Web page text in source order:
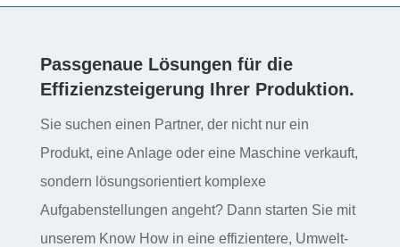
Passgenaue Lösungen für die
Effizienzsteigerung Ihrer Produktion.
Sie suchen einen Partner, der nicht nur ein
Produkt, eine Anlage oder eine Maschine verkauft,
sondern lösungs­orientiert komplexe
Aufgabenstellungen angeht? Dann starten Sie mit
unserem Know How in eine effizientere, Umwelt-